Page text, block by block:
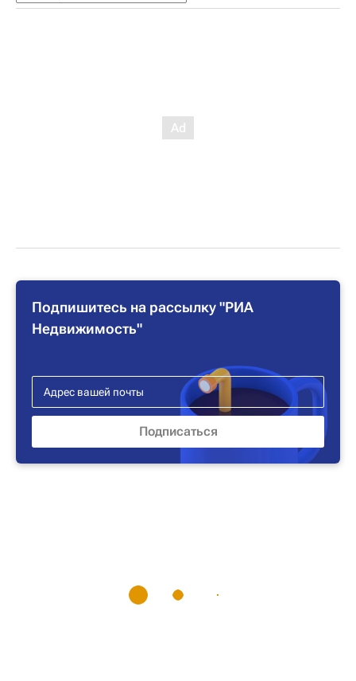
Подпишитесь на рассылку "РИА
Недвижимость"